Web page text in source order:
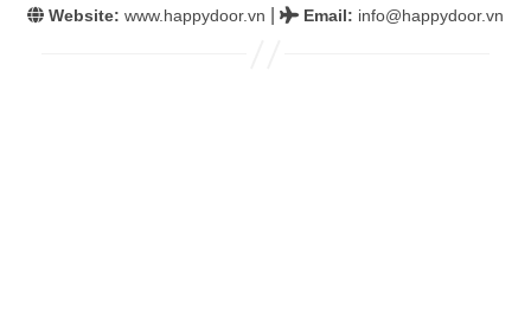
Website: www.happydoor.vn Email: info@happydoor.vn